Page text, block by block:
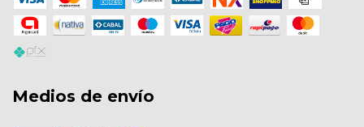
Medios de envío